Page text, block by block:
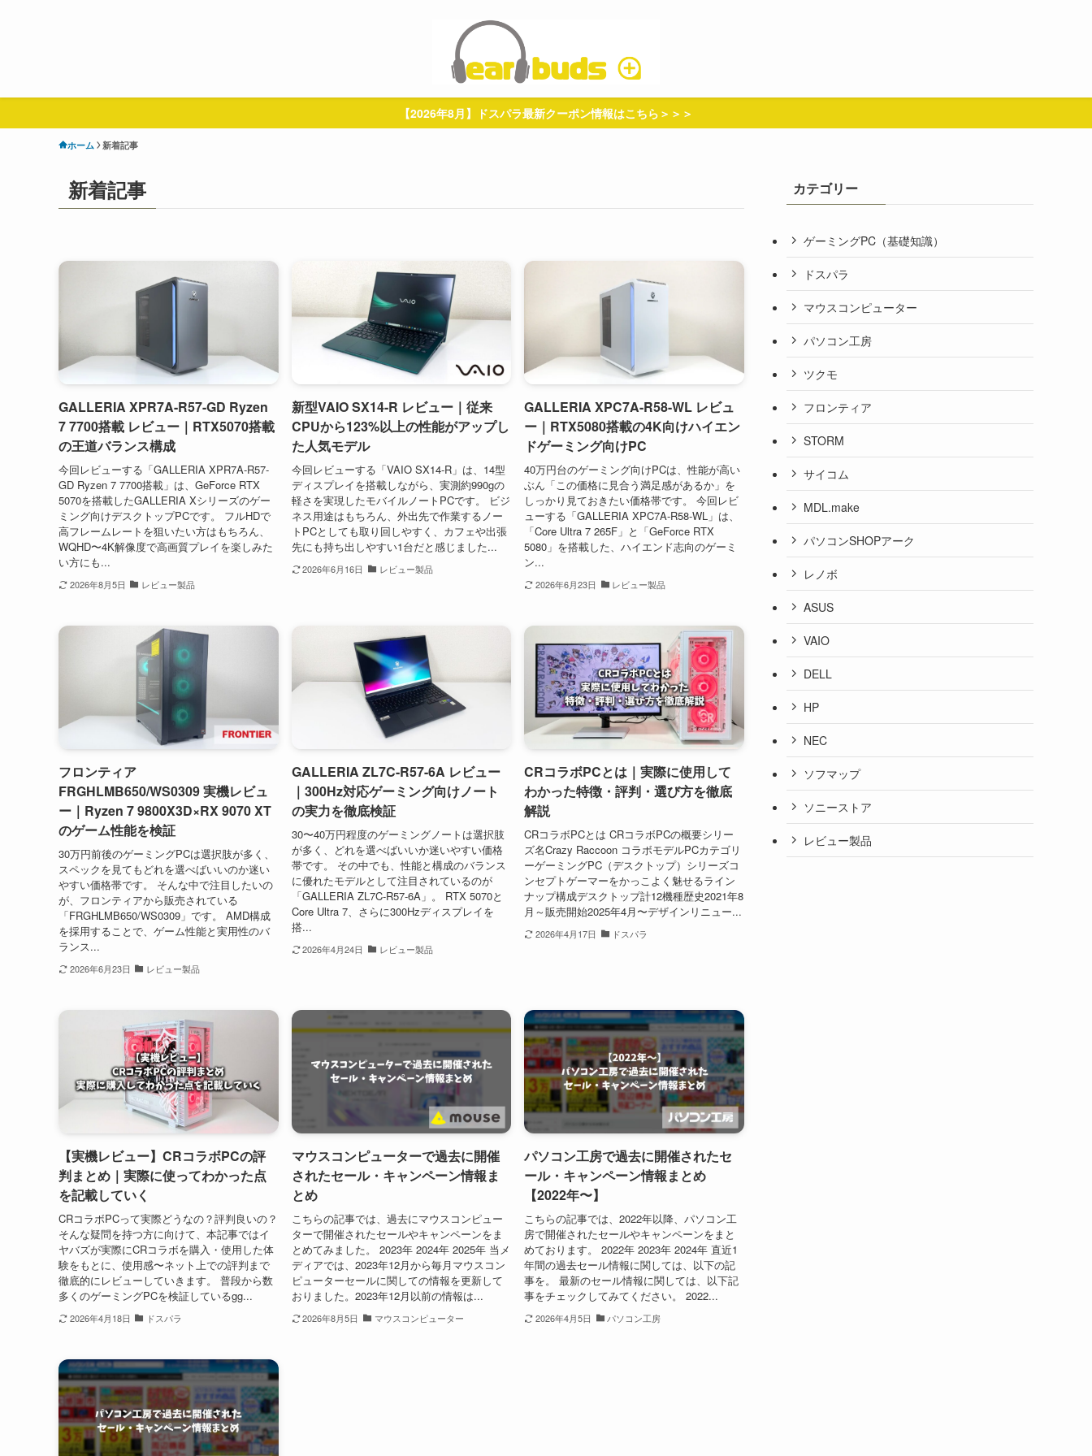
【2026年8月】ドスパラ最新クーポン情報はこちら＞＞＞
ホーム 新着記事
新着記事
GALLERIA XPR7A-R57-GD Ryzen
7 7700搭載 レビュー｜RTX5070搭載
の王道バランス構成
今回レビューする「GALLERIA XPR7A-R57-
GD Ryzen 7 7700搭載」は、GeForce RTX
5070を搭載したGALLERIA Xシリーズのゲー
ミング向けデスクトップPCです。 フルHDで
高フレームレートを狙いたい方はもちろん、
WQHD〜4K解像度で高画質プレイを楽しみた
い方にも...
2026年8月5日 レビュー製品
新型VAIO SX14-R レビュー｜従来
CPUから123%以上の性能がアップし
た人気モデル
今回レビューする「VAIO SX14-R」は、14型
ディスプレイを搭載しながら、実測約990gの
軽さを実現したモバイルノートPCです。 ビジ
ネス用途はもちろん、外出先で作業するノー
トPCとしても取り回しやすく、カフェや出張
先にも持ち出しやすい1台だと感じました...
2026年6月16日 レビュー製品
GALLERIA XPC7A-R58-WL レビュ
ー｜RTX5080搭載の4K向けハイエン
ドゲーミング向けPC
40万円台のゲーミング向けPCは、性能が高い
ぶん「この価格に見合う満足感があるか」を
しっかり見ておきたい価格帯です。 今回レビ
ューする「GALLERIA XPC7A-R58-WL」は、
「Core Ultra 7 265F」と「GeForce RTX
5080」を搭載した、ハイエンド志向のゲーミ
ン...
2026年6月23日 レビュー製品
フロンティア
FRGHLMB650/WS0309 実機レビュ
ー｜Ryzen 7 9800X3D×RX 9070 XT
のゲーム性能を検証
30万円前後のゲーミングPCは選択肢が多く、
スペックを見てもどれを選べばいいのか迷い
やすい価格帯です。 そんな中で注目したいの
が、フロンティアから販売されている
「FRGHLMB650/WS0309」です。 AMD構成
を採用することで、ゲーム性能と実用性のバ
ランス...
2026年6月23日 レビュー製品
GALLERIA ZL7C-R57-6A レビュー
｜300Hz対応ゲーミング向けノート
の実力を徹底検証
30〜40万円程度のゲーミングノートは選択肢
が多く、どれを選べばいいか迷いやすい価格
帯です。 その中でも、性能と構成のバランス
に優れたモデルとして注目されているのが
「GALLERIA ZL7C-R57-6A」。 RTX 5070と
Core Ultra 7、さらに300Hzディスプレイを
搭...
2026年4月24日 レビュー製品
CRコラボPCとは｜実際に使用して
わかった特徴・評判・選び方を徹底
解説
CRコラボPCとは CRコラボPCの概要シリー
ズ名Crazy Raccoon コラボモデルPCカテゴリ
ーゲーミングPC（デスクトップ）シリーズコ
ンセプトゲーマーをかっこよく魅せるライン
ナップ構成デスクトップ計12機種歴史2021年8
月～販売開始2025年4月〜デザインリニュー...
2026年4月17日 ドスパラ
【実機レビュー】CRコラボPCの評
判まとめ｜実際に使ってわかった点
を記載していく
CRコラボPCって実際どうなの？評判良いの？
そんな疑問を持つ方に向けて、本記事ではイ
ヤバズが実際にCRコラボを購入・使用した体
験をもとに、使用感〜ネット上での評判まで
徹底的にレビューしていきます。 普段から数
多くのゲーミングPCを検証しているgg...
2026年4月18日 ドスパラ
マウスコンピューターで過去に開催
されたセール・キャンペーン情報ま
とめ
こちらの記事では、過去にマウスコンピュー
ターで開催されたセールやキャンペーンをま
とめてみました。 2023年 2024年 2025年 当メ
ディアでは、2023年12月から毎月マウスコン
ピューターセールに関しての情報を更新して
おりました。2023年12月以前の情報は...
2026年8月5日 マウスコンピューター
パソコン工房で過去に開催されたセ
ール・キャンペーン情報まとめ
【2022年〜】
こちらの記事では、2022年以降、パソコン工
房で開催されたセールやキャンペーンをまと
めております。 2022年 2023年 2024年 直近1
年間の過去セール情報に関しては、以下の記
事を。 最新のセール情報に関しては、以下記
事をチェックしてみてください。 2022...
2026年4月5日 パソコン工房
カテゴリー
ゲーミングPC（基礎知識）
ドスパラ
マウスコンピューター
パソコン工房
ツクモ
フロンティア
STORM
サイコム
MDL.make
パソコンSHOPアーク
レノボ
ASUS
VAIO
DELL
HP
NEC
ソフマップ
ソニーストア
レビュー製品